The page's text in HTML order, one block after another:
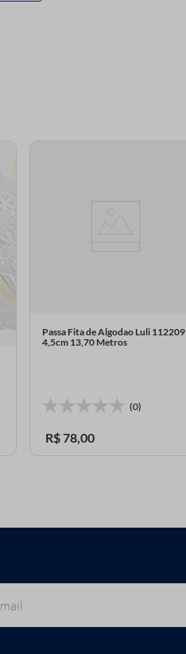
Passa Fita de Algodao Luli 112209
4,5cm 13,70 Metros
(0)
R$78 ,00